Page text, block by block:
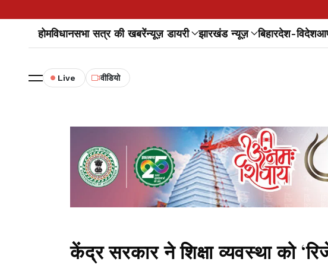
होमविधानसभा सत्र की खबरेंन्यूज़ डायरी झारखंड न्यूज़ बिहारदेश-विदेश
Live वीडियो
केंद्र सरकार ने शिक्षा व्यवस्था को